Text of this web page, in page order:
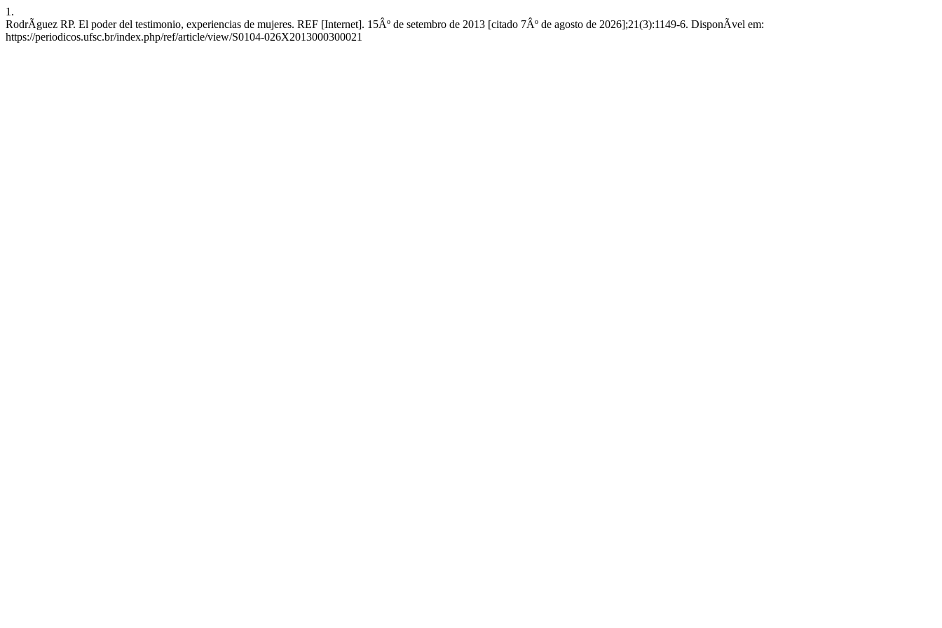
1.
RodrÃ­guez RP. El poder del testimonio, experiencias de mujeres. REF [Internet]. 15Âº de setembro de 2013 [citado 7Âº de agosto de 2026];21(3):1149-6. DisponÃ­vel em:
https://periodicos.ufsc.br/index.php/ref/article/view/S0104-026X2013000300021